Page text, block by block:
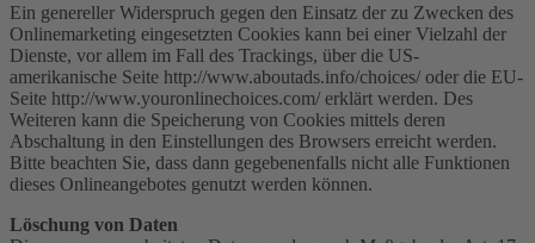
Ein genereller Widerspruch gegen den Einsatz der zu Zwecken des
Onlinemarketing eingesetzten Cookies kann bei einer Vielzahl der
Dienste, vor allem im Fall des Trackings, über die US-
amerikanische Seite http://www.aboutads.info/choices/ oder die EU-
Seite http://www.youronlinechoices.com/ erklärt werden. Des
Weiteren kann die Speicherung von Cookies mittels deren
Abschaltung in den Einstellungen des Browsers erreicht werden.
Bitte beachten Sie, dass dann gegebenenfalls nicht alle Funktionen
dieses Onlineangebotes genutzt werden können.
Löschung von Daten